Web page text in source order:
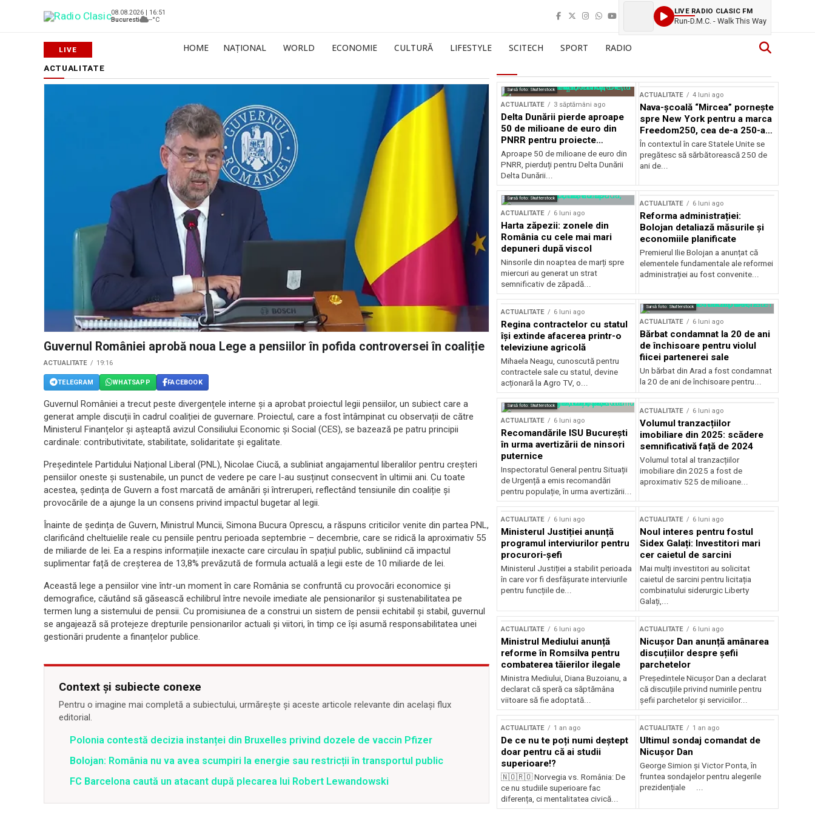
08.08.2026 | 16:51
Bucuresti
--°C
LIVE RADIO CLASIC FM
Run-D.M.C. - Walk This Way
HOME NAȚIONAL WORLD ECONOMIE CULTURĂ LIFESTYLE SCITECH SPORT RADIO
ACTUALITATE
Guvernul României aprobă noua Lege a pensiilor în pofida controversei în coaliție
ACTUALITATE 19:16
TELEGRAM WHATSAPP FACEBOOK
Guvernul României a trecut peste divergențele interne și a aprobat proiectul legii pensiilor, un subiect care a
generat ample discuții în cadrul coaliției de guvernare. Proiectul, care a fost întâmpinat cu observații de către
Ministerul Finanțelor și așteaptă avizul Consiliului Economic și Social (CES), se bazează pe patru principii
cardinale: contributivitate, stabilitate, solidaritate și egalitate.
Președintele Partidului Național Liberal (PNL), Nicolae Ciucă, a subliniat angajamentul liberalilor pentru creșteri
pensiilor oneste și sustenabile, un punct de vedere pe care l-au susținut consecvent în ultimii ani. Cu toate
acestea, ședința de Guvern a fost marcată de amânări și întreruperi, reflectând tensiunile din coaliție și
provocările de a ajunge la un consens privind impactul bugetar al legii.
Înainte de ședința de Guvern, Ministrul Muncii, Simona Bucura Oprescu, a răspuns criticilor venite din partea PNL,
clarificând cheltuielile reale cu pensiile pentru perioada septembrie – decembrie, care se ridică la aproximativ 55
de miliarde de lei. Ea a respins informațiile inexacte care circulau în spațiul public, subliniind că impactul
suplimentar față de creșterea de 13,8% prevăzută de formula actuală a legii este de 10 miliarde de lei.
Această lege a pensiilor vine într-un moment în care România se confruntă cu provocări economice și
demografice, căutând să găsească echilibrul între nevoile imediate ale pensionarilor și sustenabilitatea pe
termen lung a sistemului de pensii. Cu promisiunea de a construi un sistem de pensii echitabil și stabil, guvernul
se angajează să protejeze drepturile pensionarilor actuali și viitori, în timp ce își asumă responsabilitatea unei
gestionări prudente a finanțelor publice.
Context și subiecte conexe
Pentru o imagine mai completă a subiectului, urmărește și aceste articole relevante din același flux
editorial.
Polonia contestă decizia instanței din Bruxelles privind dozele de vaccin Pfizer
Bolojan: România nu va avea scumpiri la energie sau restricții în transportul public
FC Barcelona caută un atacant după plecarea lui Robert Lewandowski
Sursă foto: Shutterstock
ACTUALITATE 3 săptămâni ago
Delta Dunării pierde aproape
50 de milioane de euro din
PNRR pentru proiecte
esențiale
Aproape 50 de milioane de euro din
PNRR, pierduți pentru Delta Dunării
Delta Dunării...
ACTUALITATE 4 luni ago
Nava-școală “Mircea” pornește
spre New York pentru a marca
Freedom250, cea de-a 250-a
aniversare a Statelor Unite
În contextul în care Statele Unite se
pregătesc să sărbătorească 250 de
ani de...
Sursă foto: Shutterstock
ACTUALITATE 6 luni ago
Harta zăpezii: zonele din
România cu cele mai mari
depuneri după viscol
Ninsorile din noaptea de marți spre
miercuri au generat un strat
semnificativ de zăpadă...
ACTUALITATE 6 luni ago
Reforma administrației:
Bolojan detaliază măsurile și
economiile planificate
Premierul Ilie Bolojan a anunțat că
elementele fundamentale ale reformei
administrației au fost convenite...
ACTUALITATE 6 luni ago
Regina contractelor cu statul
își extinde afacerea printr-o
televiziune agricolă
Mihaela Neagu, cunoscută pentru
contractele sale cu statul, devine
acționară la Agro TV, o...
Sursă foto: Shutterstock
ACTUALITATE 6 luni ago
Bărbat condamnat la 20 de ani
de închisoare pentru violul
fiicei partenerei sale
Un bărbat din Arad a fost condamnat
la 20 de ani de închisoare pentru...
Sursă foto: Shutterstock
ACTUALITATE 6 luni ago
Recomandările ISU București
în urma avertizării de ninsori
puternice
Inspectoratul General pentru Situații
de Urgență a emis recomandări
pentru populație, în urma avertizării...
ACTUALITATE 6 luni ago
Volumul tranzacțiilor
imobiliare din 2025: scădere
semnificativă față de 2024
Volumul total al tranzacțiilor
imobiliare din 2025 a fost de
aproximativ 525 de milioane...
ACTUALITATE 6 luni ago
Ministerul Justiției anunță
programul interviurilor pentru
procurori-șefi
Ministerul Justiției a stabilit perioada
în care vor fi desfășurate interviurile
pentru funcțiile de...
ACTUALITATE 6 luni ago
Noul interes pentru fostul
Sidex Galați: Investitori mari
cer caietul de sarcini
Mai mulți investitori au solicitat
caietul de sarcini pentru licitația
combinatului siderurgic Liberty
Galați,...
ACTUALITATE 6 luni ago
Ministrul Mediului anunță
reforme în Romsilva pentru
combaterea tăierilor ilegale
Ministra Mediului, Diana Buzoianu, a
declarat că speră ca săptămâna
viitoare să fie adoptată...
ACTUALITATE 6 luni ago
Nicușor Dan anunță amânarea
discuțiilor despre șefii
parchetelor
Președintele Nicușor Dan a declarat
că discuțiile privind numirile pentru
șefii parchetelor și serviciilor...
ACTUALITATE 1 an ago
De ce nu te poți numi deștept
doar pentru că ai studii
superioare!?
🇳🇴🇷🇴 Norvegia vs. România: De
ce nu studiile superioare fac
diferența, ci mentalitatea civică...
ACTUALITATE 1 an ago
Ultimul sondaj comandat de
Nicușor Dan
George Simion și Victor Ponta, în
fruntea sondajelor pentru alegerile
prezidențiale ...